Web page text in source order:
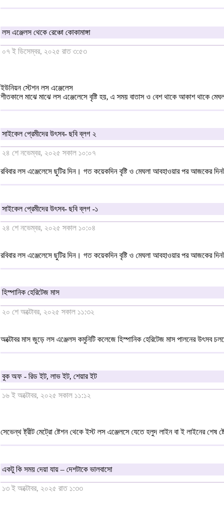
লস এঞ্জেলস থেকে রেঞ্চো কোকামাঙ্গা
০৭ ই ডিসেম্বর, ২০২৫ রাত ৩:৫৩
ইউনিয়ন স্টেশন লস এঞ্জেলেস
শীতকালে মাঝে মাঝে লস এঞ্জেলেসে বৃষ্টি হয়, এ সময় বাতাস ও বেশ থাকে আকাশ থাকে
সাইকেল প্রেমীদের উৎসব- ছবি ব্লগ ২
২৪ শে নভেম্বর, ২০২৫ সকাল ১০:০৭
রবিবার লস এঞ্জেলেসে ছুটির দিন। গত কয়েকদিন বৃষ্টি ও মেঘলা আবহাওয়ার পর আজকের
সাইকেল প্রেমীদের উৎসব- ছবি ব্লগ -১
২৪ শে নভেম্বর, ২০২৫ সকাল ১০:০৪
রবিবার লস এঞ্জেলেসে ছুটির দিন। গত কয়েকদিন বৃষ্টি ও মেঘলা আবহাওয়ার পর আজকের
হিস্পানিক হেরিটেজ মাস
২০ শে অক্টোবর, ২০২৫ সকাল ১১:৩২
অক্টোবর মাস জুড়ে লস এঞ্জেলস কমুনিটি কলেজে হিস্পানিক হেরিটেজ মাস পালনের উৎসব
বুক অফ - রিড ইট, লাভ ইট, শেয়ার ইট
১৬ ই অক্টোবর, ২০২৫ সকাল ১১:১২
সেভেন্থ ষ্ট্রীট মেট্রো ষ্টেশন থেকে ইস্ট লস এঞ্জেলসে যেতে হলুদ লাইন বা ই লাইনের শেষ
একটু কি সময় দেয়া যায় – দেশটাকে ভালবাসো
১৩ ই অক্টোবর, ২০২৫ রাত ১:৩৩